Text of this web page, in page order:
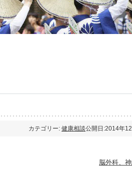
カテゴリー: 健康相談公開日:2014年
脳外科、